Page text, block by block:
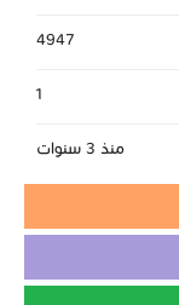
4947
1
منذ 3 سنوات